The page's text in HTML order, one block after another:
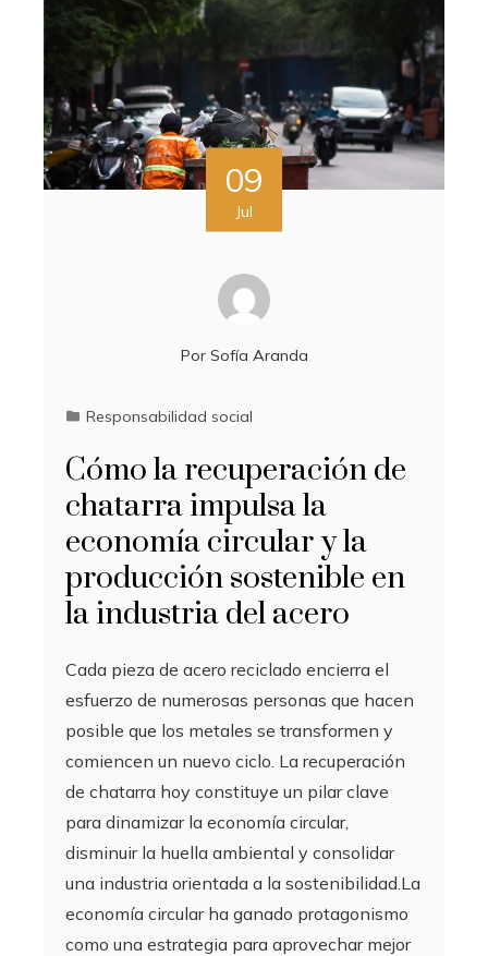
09
Jul
Por Sofía Aranda
Responsabilidad social
Cómo la recuperación de
chatarra impulsa la
economía circular y la
producción sostenible en
la industria del acero
Cada pieza de acero reciclado encierra el
esfuerzo de numerosas personas que hacen
posible que los metales se transformen y
comiencen un nuevo ciclo. La recuperación
de chatarra hoy constituye un pilar clave
para dinamizar la economía circular,
disminuir la huella ambiental y consolidar
una industria orientada a la sostenibilidad.La
economía circular ha ganado protagonismo
como una estrategia para aprovechar mejor